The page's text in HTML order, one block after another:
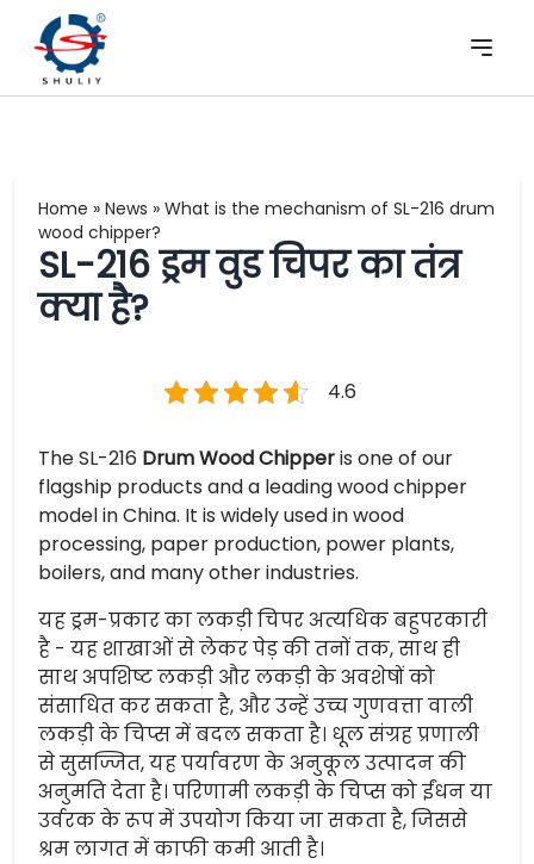
Home » News » What is the mechanism of SL-216 drum
wood chipper?
SL-216 ड्रम वुड चिपर का तंत्र
क्या है?
4.6
The SL-216 Drum Wood Chipperis one of our
flagship products and a leading wood chipper
model in China. It is widely used in wood
processing, paper production, power plants,
boilers, and many other industries.
यह ड्रम-प्रकार का लकड़ी चिपर अत्यधिक बहुपरकारी
है - यह शाखाओं से लेकर पेड़ की तनों तक, साथ ही
साथ अपशिष्ट लकड़ी और लकड़ी के अवशेषों को
संसाधित कर सकता है, और उन्हें उच्च गुणवत्ता वाली
लकड़ी के चिप्स में बदल सकता है। धूल संग्रह प्रणाली
से सुसज्जित, यह पर्यावरण के अनुकूल उत्पादन की
अनुमति देता है। परिणामी लकड़ी के चिप्स को ईंधन या
उर्वरक के रूप में उपयोग किया जा सकता है, जिससे
श्रम लागत में काफी कमी आती है।